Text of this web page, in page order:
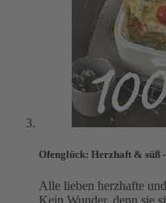
Ofenglück: Herzhaft & süß
Alle lieben herzhafte